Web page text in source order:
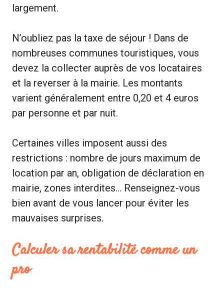
largement.
N’oubliez pas la taxe de séjour ! Dans de
nombreuses communes touristiques, vous
devez la collecter auprès de vos locataires
et la reverser à la mairie. Les montants
varient généralement entre 0,20 et 4 euros
par personne et par nuit.
Certaines villes imposent aussi des
restrictions : nombre de jours maximum de
location par an, obligation de déclaration en
mairie, zones interdites… Renseignez-vous
bien avant de vous lancer pour éviter les
mauvaises surprises.
Calculer sa rentabilité comme un
pro